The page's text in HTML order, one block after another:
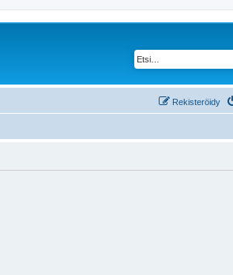
Rekisteröidy